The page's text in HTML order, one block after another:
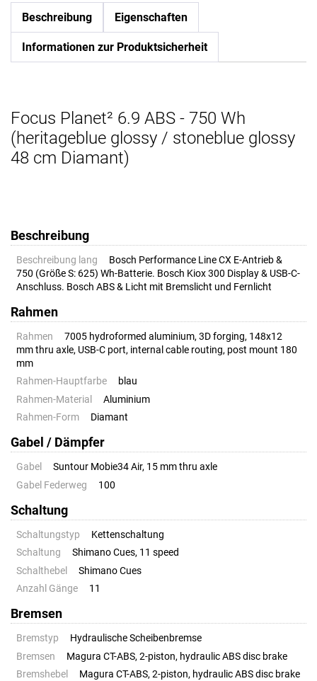
Beschreibung Eigenschaften
Informationen zur Produktsicherheit
Focus Planet² 6.9 ABS - 750 Wh
(heritageblue glossy / stoneblue glossy
48 cm Diamant)
Beschreibung
Beschreibung lang
Bosch Performance Line CX E-Antrieb &
750 (Größe S: 625) Wh-Batterie. Bosch Kiox 300 Display & USB-C-
Anschluss. Bosch ABS & Licht mit Bremslicht und Fernlicht
Rahmen
Rahmen
7005 hydroformed aluminium, 3D forging, 148x12
mm thru axle, USB-C port, internal cable routing, post mount 180
mm
Rahmen-Hauptfarbe
blau
Rahmen-Material
Aluminium
Rahmen-Form
Diamant
Gabel / Dämpfer
Gabel
Suntour Mobie34 Air, 15 mm thru axle
Gabel Federweg
100
Schaltung
Schaltungstyp
Kettenschaltung
Schaltung
Shimano Cues, 11 speed
Schalthebel
Shimano Cues
Anzahl Gänge
11
Bremsen
Bremstyp
Hydraulische Scheibenbremse
Bremsen
Magura CT-ABS, 2-piston, hydraulic ABS disc brake
Bremshebel
Magura CT-ABS, 2-piston, hydraulic ABS disc brake